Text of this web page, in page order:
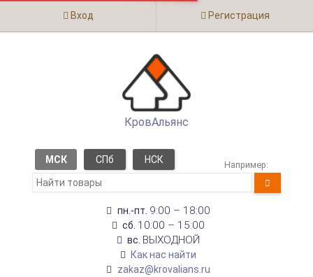
Вход Регистрация
КровАльянс
МСК СПб НСК Например:
пн.-пт. 9:00 – 18:00
сб. 10:00 – 15:00
вс. ВЫХОДНОЙ
Как нас найти
zakaz@krovalians.ru